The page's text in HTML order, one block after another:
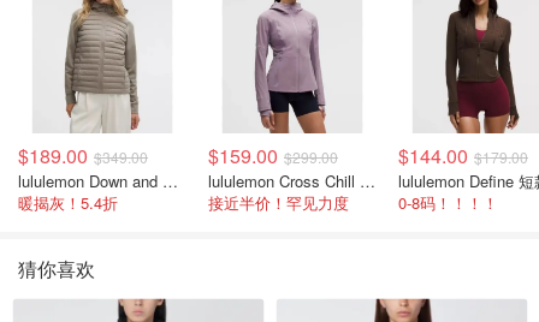
$189.00 $349.00
lululemon Down and Around 羽绒夹克
暖揭灰！5.4折
$159.00 $299.00
lululemon Cross Chill 女士运动外套
接近半价！罕见力度
$144.00 $179.00
0-8码！！！！
猜你喜欢